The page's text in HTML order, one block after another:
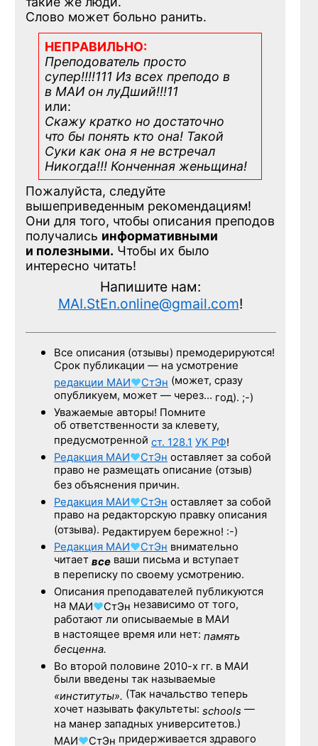
Слово может больно ранить.
НЕПРАВИЛЬНО:
Преподователь просто
супер!!!!111 Из всех преподо в
в МАИ он луДший!!!11
или:
Скажу кратко но достаточно
что бы понять кто она! Такой
Суки как она я не встречал
Никогда!!! Конченная женьщина!
Пожалуйста, следуйте
вышеприведенным рекомендациям!
Они для того, чтобы описания преподов
получались информативными
и полезными. Чтобы их было
интересно читать!
Напишите нам:
MAI.StEn.online@gmail.com!
Все описания (отзывы) премодерируются!
Срок публикации — на усмотрение
редакции МАИ♥СтЭн (может, сразу
опубликуем, может — через… год). ;-)
Уважаемые авторы! Помните
об ответственности за клевету,
предусмотренной ст. 128.1 УК РФ!
Редакция МАИ♥СтЭн оставляет за собой
право не размещать описание (отзыв)
без объяснения причин.
Редакция МАИ♥СтЭн оставляет за собой
право на редакторскую правку описания
(отзыва). Редактируем бережно! :-)
Редакция МАИ♥СтЭн внимательно
читает все ваши письма и вступает
в переписку по своему усмотрению.
Описания преподавателей публикуются
на МАИ♥СтЭн независимо от того,
работают ли описываемые в МАИ
в настоящее время или нет: память
бесценна.
Во второй половине 2010-х гг. в МАИ
были введены так называемые
«институты». (Так начальство теперь
хочет называть факультеты: schools —
на манер западных университетов.)
МАИ♥СтЭн придерживается здравого